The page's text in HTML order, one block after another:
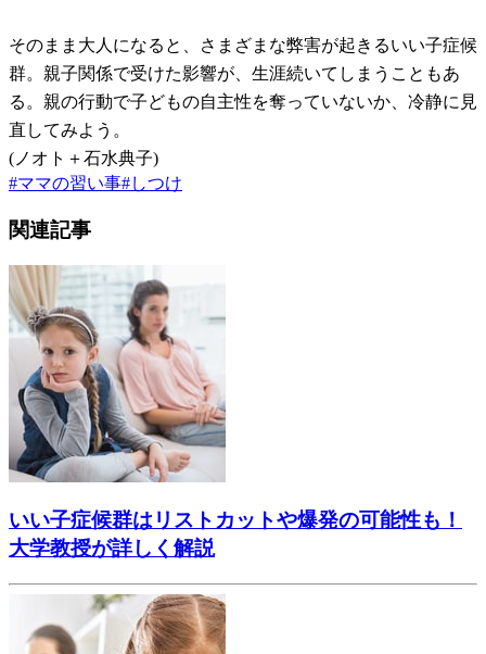
そのまま大人になると、さまざまな弊害が起きるいい子症候
群。親子関係で受けた影響が、生涯続いてしまうこともあ
る。親の行動で子どもの自主性を奪っていないか、冷静に見
直してみよう。
(ノオト＋石水典子)
#ママの習い事#しつけ
関連記事
いい子症候群はリストカットや爆発の可能性も！
大学教授が詳しく解説